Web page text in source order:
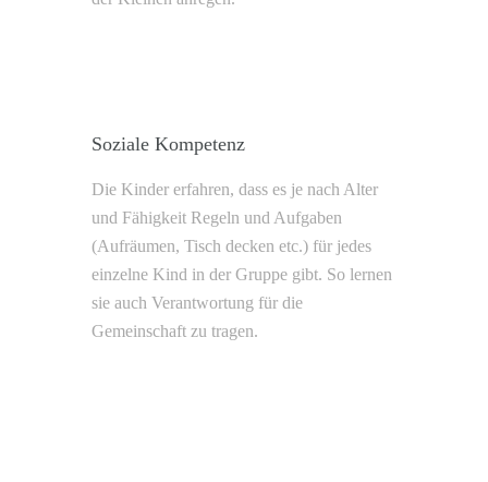
Soziale Kompetenz
Die Kinder erfahren, dass es je nach Alter
und Fähigkeit Regeln und Aufgaben
(Aufräumen, Tisch decken etc.) für jedes
einzelne Kind in der Gruppe gibt. So lernen
sie auch Verantwortung für die
Gemeinschaft zu tragen.